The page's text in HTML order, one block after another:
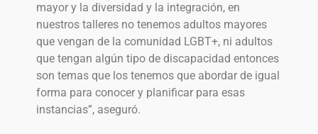
mayor y la diversidad y la integración, en
nuestros talleres no tenemos adultos mayores
que vengan de la comunidad LGBT+, ni adultos
que tengan algún tipo de discapacidad entonces
son temas que los tenemos que abordar de igual
forma para conocer y planificar para esas
instancias”, aseguró.